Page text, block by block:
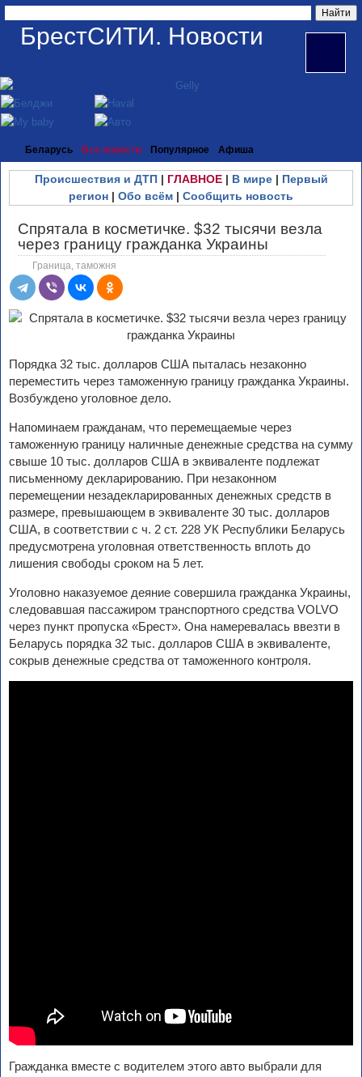
БрестСИТИ. Новости
Беларусь Все новости Популярное Афиша
Происшествия и ДТП| ГЛАВНОЕ| В мире| Первый
регион | Обо всём | Сообщить новость
Спрятала в косметичке. $32 тысячи везла
через границу гражданка Украины
Граница, таможня
Порядка 32 тыс. долларов США пыталась незаконно
переместить через таможенную границу гражданка Украины.
Возбуждено уголовное дело.
Напоминаем гражданам, что перемещаемые через
таможенную границу наличные денежные средства на сумму
свыше 10 тыc. долларов США в эквиваленте подлежат
письменному декларированию. При незаконном
перемещении незадекларированных денежных средств в
размере, превышающем в эквиваленте 30 тыс. долларов
США, в соответствии с ч. 2 ст. 228 УК Республики Беларусь
предусмотрена уголовная ответственность вплоть до
лишения свободы сроком на 5 лет.
Уголовно наказуемое деяние совершила гражданка Украины,
следовавшая пассажиром транспортного средства VOLVO
через пункт пропуска «Брест». Она намеревалась ввезти в
Беларусь порядка 32 тыс. долларов США в эквиваленте,
сокрыв денежные средства от таможенного контроля.
Гражданка вместе с водителем этого авто выбрали для